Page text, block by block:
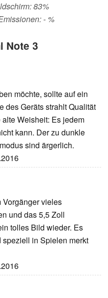
83%
- %
Note 3
möchte, sollte auf ein
des Geräts strahlt Qualität
Weisheit: Es jedem
kann. Der zu dunkle
sind ärgerlich.
vieles
und das 5,5 Zoll
tolles Bild wieder. Es
in Spielen merkt